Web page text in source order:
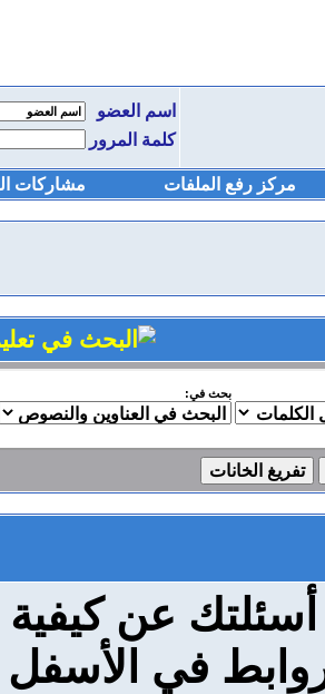
اسم العضو
كلمة المرور
مركز رفع الملفات مشاركات
بحث في:
أسئلتك عن
في